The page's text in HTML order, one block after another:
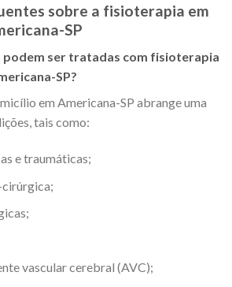
sobre a fisioterapia em
SP
podem ser tratadas com fisioterapia
SP?
em Americana-SP abrange uma
tais como:
e traumáticas;
vascular cerebral (AVC);